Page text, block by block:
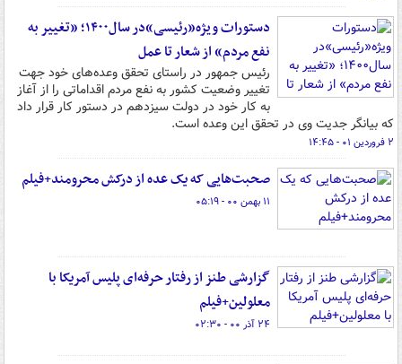
دستورات ویژه«رئیسی»در سال۱۴۰۰؛ «تغییر به
نفع مردم» از شعار تا عمل
رئیس جمهور در راستای تحقق وعده‌های خود جهت
تغییر وضعیت کشور به نفع مردم اقداماتی را از آغاز
به کار خود در دولت سیزدهم در دستور کار قرار داد
که بیانگر جدیت وی در تحقق این وعده است.
۲ فروردین ۰۱ - ۱۴:۴۵
صحبت‌هایی که یک عده از درکش محرومند+فیلم
۱۱ بهمن ۰۰ - ۰۵:۱۹
گزارشی طنز از رفتار حرفه‌ای پلیس آمریکا با
معلولین+فیلم
۲۴ آذر ۰۰ - ۰۲:۳۰